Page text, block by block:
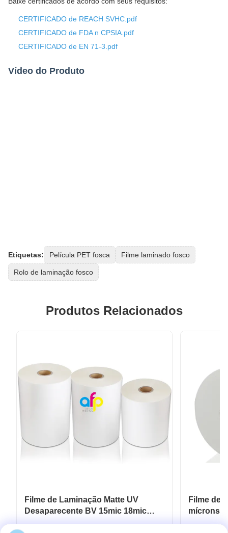
CERTIFICADO de REACH SVHC.pdf
CERTIFICADO de FDA n CPSIA.pdf
CERTIFICADO de EN 71-3.pdf
Vídeo do Produto
Etiquetas: Película PET fosca Filme laminado fosco
Rolo de laminação fosco
Produtos Relacionados
Filme de Laminação Matte UV
Desaparecente BV 15mic 18mic
20mic 23mic 25mic
Filme de
mícrons
UV